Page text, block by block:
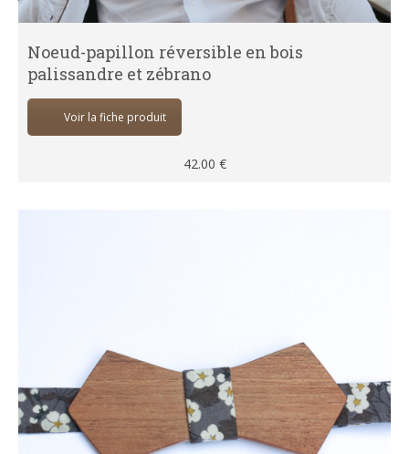
Noeud-papillon réversible en bois
palissandre et zébrano
Voir la fiche produit
42.00 €